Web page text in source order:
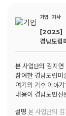
기업 기사
[2025]
경남도립
여기의
본 사업단의 김지연
참여한 경남도립미
여기의 기후 이야
내용이 경남도민신
설명 본 사업단의